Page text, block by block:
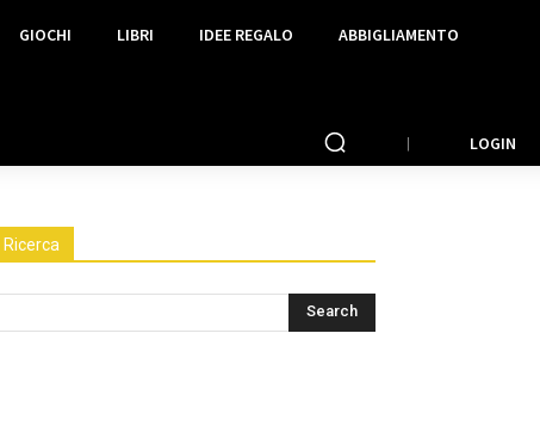
GIOCHI LIBRI IDEE REGALO ABBIGLIAMENTO
LOGIN
Ricerca